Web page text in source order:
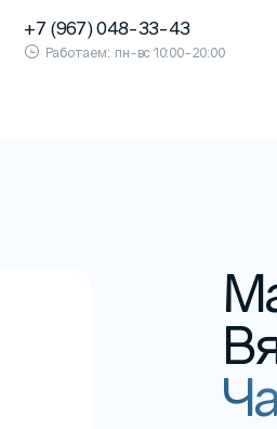
+7 (967) 048-33-43
Работаем: пн-вс 10:00-20:00